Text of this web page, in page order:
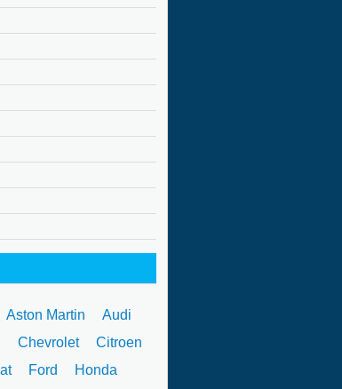
Aston Martin
Audi
Chevrolet
Citroen
Ford
Honda